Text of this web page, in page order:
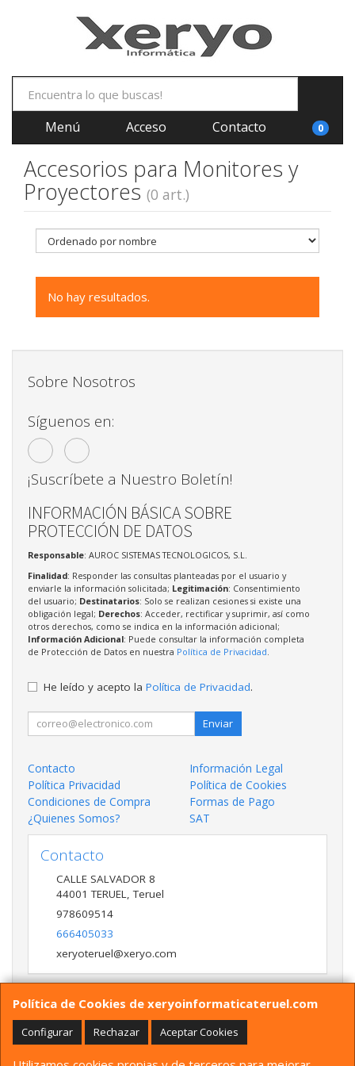
Menú Acceso Contacto 0
Accesorios para Monitores y
Proyectores (0 art.)
No hay resultados.
Política de Cookies de xeryoinformaticateruel.com
Configurar Rechazar Aceptar Cookies
Sobre Nosotros
Síguenos en:
¡Suscríbete a Nuestro Boletín!
INFORMACIÓN BÁSICA SOBRE
PROTECCIÓN DE DATOS
Responsable: AUROC SISTEMAS TECNOLOGICOS, S.L.
Finalidad: Responder las consultas planteadas por el usuario y
enviarle la información solicitada; Legitimación: Consentimiento
del usuario; Destinatarios: Solo se realizan cesiones si existe una
obligación legal; Derechos: Acceder, rectificar y suprimir, así como
otros derechos, como se indica en la información adicional;
Información Adicional: Puede consultar la información completa
de Protección de Datos en nuestra Política de Privacidad.
He leído y acepto la Política de Privacidad.
Enviar
Contacto
Información Legal
Política Privacidad
Política de Cookies
Condiciones de Compra
Formas de Pago
¿Quienes Somos?
SAT
Contacto
CALLE SALVADOR 8
44001 TERUEL ,Teruel
978609514
666405033
xeryoteruel@xeryo.com
Horario
LUNES A VIERNES 9:30 A 13:30 17:00 a 20:00 Y
SÁBADO 10:00 A 13:30